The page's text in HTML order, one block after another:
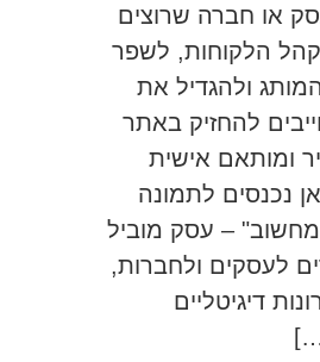
או חברה שרוצים
הלקוחות, לשפר
ולהגדיל את
להחזיק באתר
ומותאם אישית
נכנסים לתמונה
מחשוב" – עסק מוביל
לעסקים ולחברות,
דיגיטליים